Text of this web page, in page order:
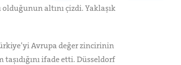
altını çizdi. Yaklaşık
Avrupa değer zincirinin
ifade etti. Düsseldorf